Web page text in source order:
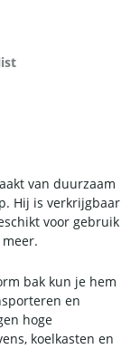
van duurzaam
Hij is verkrijgbaar
voor gebruik
bak kun je hem
en
hoge
koelkasten en